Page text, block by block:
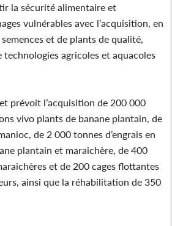
la sécurité alimentaire et
vulnérables avec l’acquisition, en
et de plants de qualité,
technologies agricoles et aquacoles
prévoit l’acquisition de 200 000
vivo plants de banane plantain, de
de 2 000 tonnes d’engrais en
plantain et maraichère, de 400
et de 200 cages flottantes
ainsi que la réhabilitation de 350